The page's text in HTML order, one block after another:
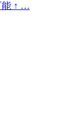
能 ↑ …